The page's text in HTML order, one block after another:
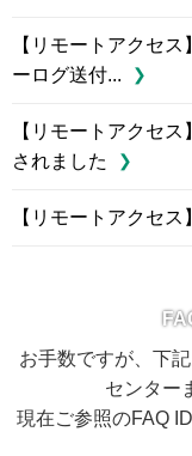
【リモートアクセ
ーログ送付...
【リモートアクセ
されました
【リモートアクセ
お手数ですが、下
センター
現在ご参照のFAQ